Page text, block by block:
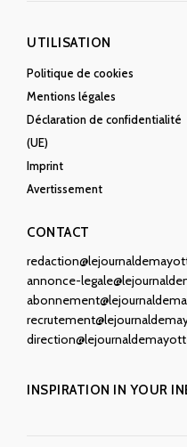
UTILISATION
Politique de cookies
Mentions légales
Déclaration de confidentialité
(UE)
Imprint
Avertissement
CONTACT
annonce-
INSPIRATION IN YOUR